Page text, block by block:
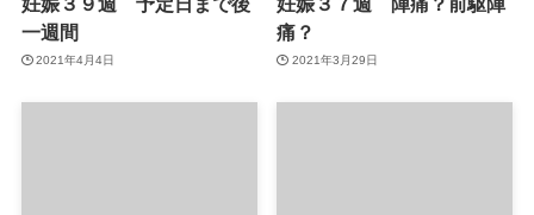
一週間
2021年4月4日
痛？
2021年3月29日